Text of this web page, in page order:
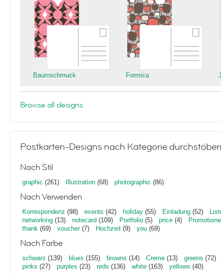
Baumschmuck Formica
Browse all designs
Postkarten-Designs nach Kategorie
Nach Stil
graphic (261) Illustration (68) photographic (86)
Nach Verwenden
Korrespondenz (98) events (42) holiday (55) Einladung (52)
networking (13) notecard (109) Portfolio (5) price (4)
thank (69) voucher(7) Hochzeit (9) you (69)
Nach Farbe
schwarz (139) blues (155) browns (14) Creme (13) greens (72)
pinks (27) purples (23) reds (136) white (163) yellows (40)